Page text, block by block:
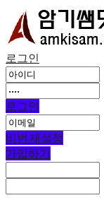
로그인
로그인
비번 재설정
가입하기